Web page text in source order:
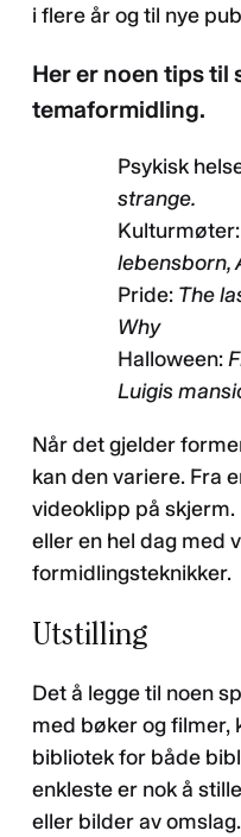
i flere år og til nye
Her er noen tips til
temaformidling.
Psykisk
strange.
Kulturmøter:
lebensborn,
Pride: The
Why
Halloween:
Luigis
Når det gjelder
kan den variere. Fra
videoklipp på
eller en hel dag med
formidlingsteknikker.
Utstilling
Det å legge til noen
med bøker og filmer,
bibliotek for både
enkleste er nok å
eller bilder av